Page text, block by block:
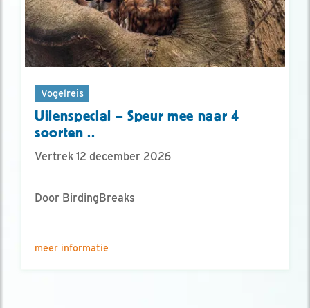
Vogelreis
Uilenspecial – Speur mee naar 4
soorten ..
Vertrek 12 december 2026
Door BirdingBreaks
meer informatie